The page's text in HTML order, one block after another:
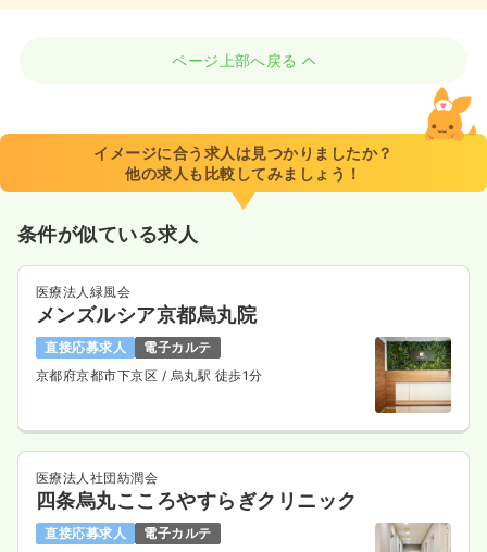
ページ上部へ戻る
イメージに合う求人は見つかりましたか？
他の求人も比較してみましょう！
条件が似ている求人
医療法人緑風会
メンズルシア京都烏丸院
直接応募求人
電子カルテ
京都府京都市下京区 / 烏丸駅 徒歩1分
医療法人社団紡潤会
四条烏丸こころやすらぎクリニック
直接応募求人
電子カルテ